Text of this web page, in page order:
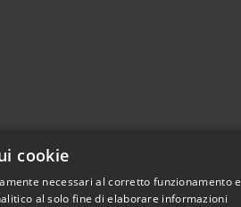
cookie
necessari al corretto funzionamento e
al solo fine di elaborare informazioni